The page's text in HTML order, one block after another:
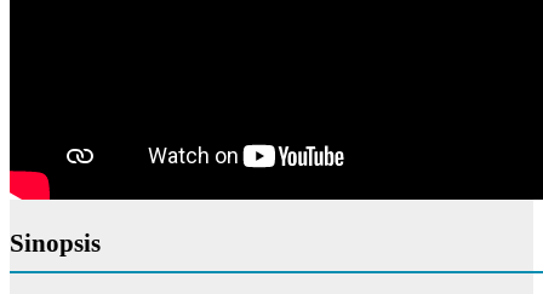
Sinopsis